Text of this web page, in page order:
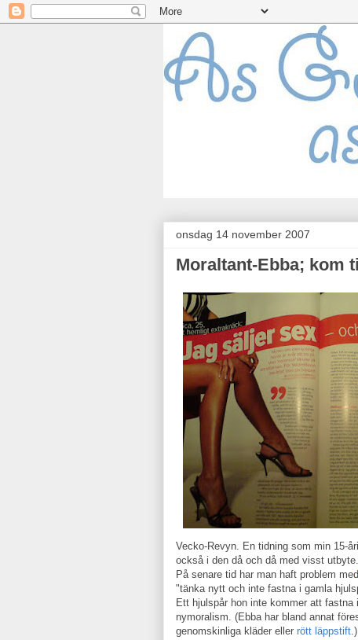
onsdag 14 november 2007
Moraltant-Ebba; kom
Vecko-Revyn. En tidning som min 15-
också i den då och då med visst utbyte.
På senare tid har man haft problem med
"tänka nytt och inte fastna i gamla
Ett hjulspår hon inte kommer att
nymoralism. (Ebba har bland annat
genomskinliga kläder eller rött läppstift.)